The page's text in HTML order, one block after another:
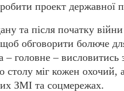
проект державної
та після початку
обговорити болюче
– головне –
столу міг кожен охочий,
ЗМІ та соцмережах.